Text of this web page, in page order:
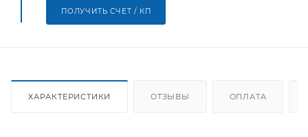
ПОЛУЧИТЬ СЧЕТ / КП
ХАРАКТЕРИСТИКИ ОТЗЫВЫ ОПЛАТА